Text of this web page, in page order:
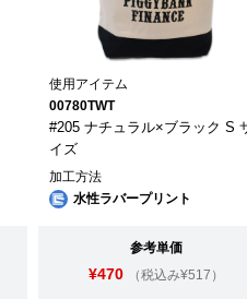
使用アイテム
00780TWT
#205 ナチュラル×ブラック S
イズ
加工方法
水性ラバープリント
参考単価
¥470 （税込み¥517）